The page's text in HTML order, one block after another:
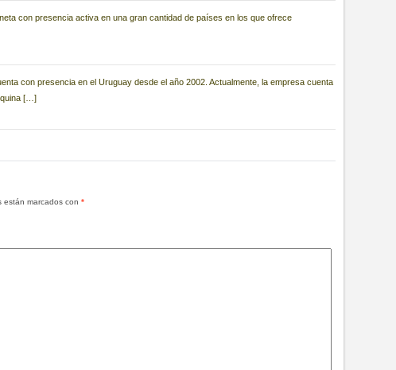
con presencia activa en una gran cantidad de países en los que ofrece
con presencia en el Uruguay desde el año 2002. Actualmente, la empresa cuenta
[…]
están marcados con*